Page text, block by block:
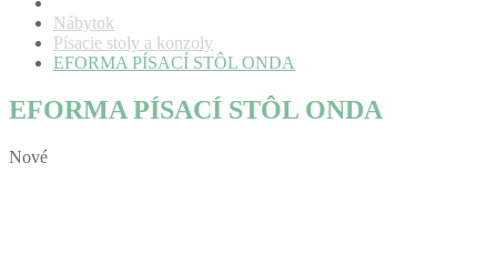
Nábytok
Písacie stoly a konzoly
EFORMA PÍSACÍ STÔL ONDA
EFORMA PÍSACÍ STÔL ONDA
Nové